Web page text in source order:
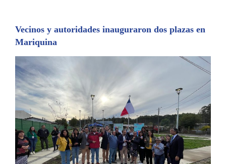
Vecinos y autoridades inauguraron dos plazas en
Mariquina